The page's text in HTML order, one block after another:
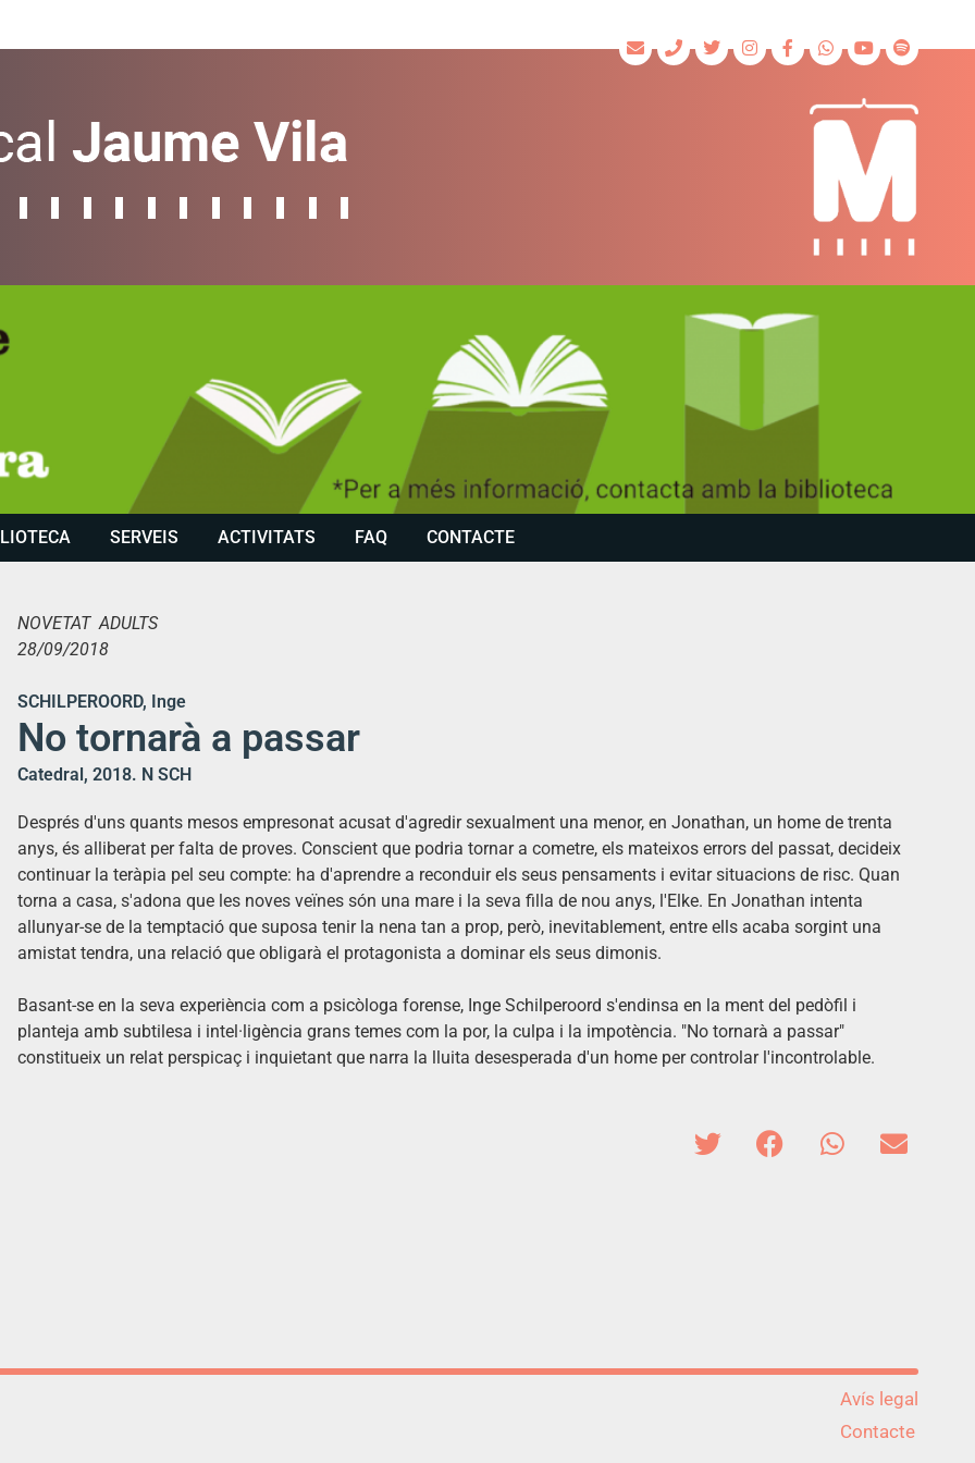
SERVEIS ACTIVITATS FAQ CONTACTE
NOVETAT ADULTS
28/09/2018
SCHILPEROORD, Inge
No tornarà a passar
Catedral, 2018. N SCH
Després d'uns quants mesos empresonat acusat d'agredir sexualment una menor, en Jonathan, un home de trenta
anys, és alliberat per falta de proves. Conscient que podria tornar a cometre, els mateixos errors del passat, decideix
continuar la teràpia pel seu compte: ha d'aprendre a reconduir els seus pensaments i evitar situacions de risc. Quan
torna a casa, s'adona que les noves veïnes són una mare i la seva filla de nou anys, l'Elke. En Jonathan intenta
allunyar-se de la temptació que suposa tenir la nena tan a prop, però, inevitablement, entre ells acaba sorgint una
amistat tendra, una relació que obligarà el protagonista a dominar els seus dimonis.
Basant-se en la seva experiència com a psicòloga forense, Inge Schilperoord s'endinsa en la ment del pedòfil i
planteja amb subtilesa i intel·ligència grans temes com la por, la culpa i la impotència. "No tornarà a passar"
constitueix un relat perspicaç i inquietant que narra la lluita desesperada d'un home per controlar l'incontrolable.
Avís legal
Contacte